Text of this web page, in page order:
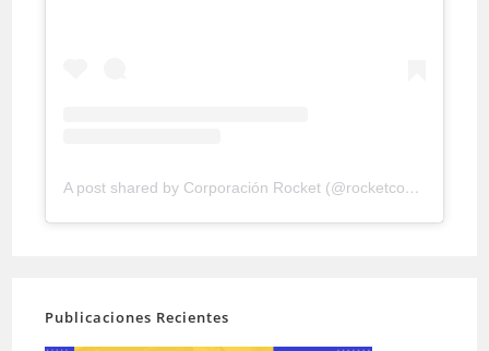
A post shared by Corporación Rocket (@rocketconsultora)
Publicaciones Recientes